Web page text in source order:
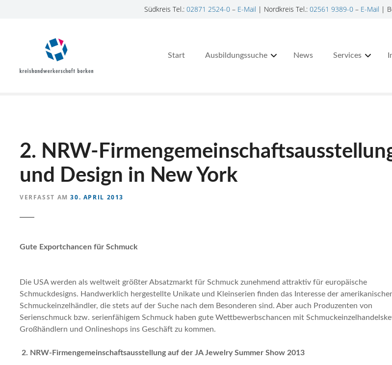
Südkreis Tel.: 02871 2524-0– E-Mail | Nordkreis Tel.: 02561 9389-0– E-Mail |
Start Ausbildungssuche News Services
2. NRW-
und Design in New York
VERFASST AM 30. APRIL 2013
Gute Exportchancen für Schmuck
Die USA werden als weltweit größter Absatzmarkt für Schmuck zunehmend attraktiv für europäische
Schmuckdesigns. Handwerklich hergestellte Unikate und Kleinserien finden das Interesse der
Schmuckeinzelhändler, die stets auf der Suche nach dem Besonderen sind. Aber auch Produzenten von
Serienschmuck bzw. serienfähigem Schmuck haben gute Wettbewerbschancen mit
Großhändlern und Onlineshops ins Geschäft zu kommen.
2. NRW-Firmengemeinschaftsausstellung auf der JA Jewelry Summer Show 2013